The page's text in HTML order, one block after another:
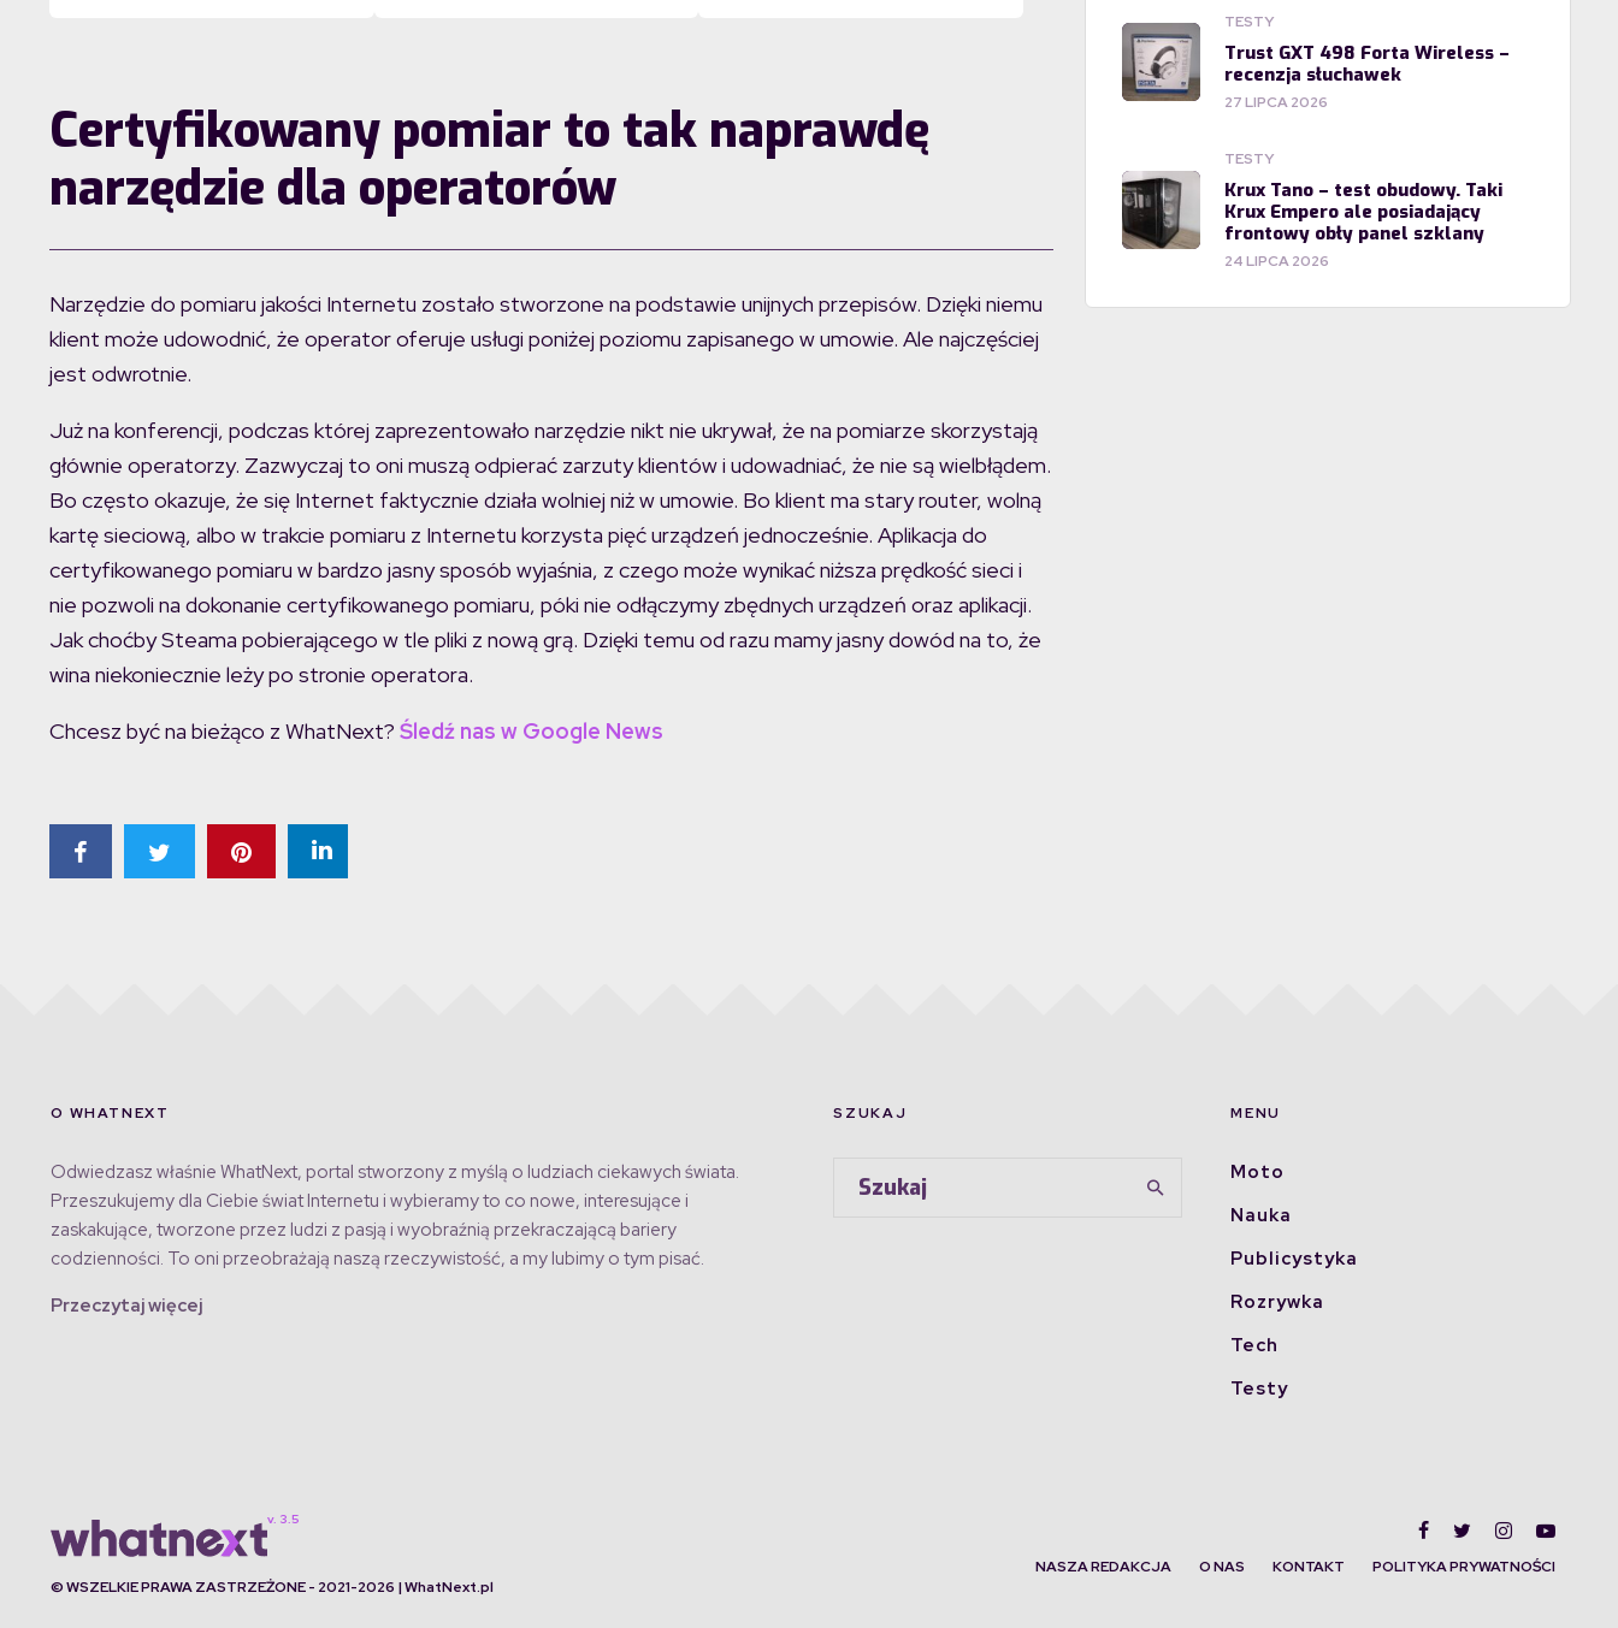
Certyfikowany pomiar to tak naprawdę
narzędzie dla operatorów
Narzędzie do pomiaru jakości Internetu zostało stworzone na podstawie unijnych przepisów. Dzięki niemu
klient może udowodnić, że operator oferuje usługi poniżej poziomu zapisanego w umowie. Ale najczęściej
jest odwrotnie.
Już na konferencji, podczas której zaprezentowało narzędzie nikt nie ukrywał, że na pomiarze skorzystają
głównie operatorzy. Zazwyczaj to oni muszą odpierać zarzuty klientów i udowadniać, że nie są wielbłądem.
Bo często okazuje, że się Internet faktycznie działa wolniej niż w umowie. Bo klient ma stary router, wolną
kartę sieciową, albo w trakcie pomiaru z Internetu korzysta pięć urządzeń jednocześnie. Aplikacja do
certyfikowanego pomiaru w bardzo jasny sposób wyjaśnia, z czego może wynikać niższa prędkość sieci i
nie pozwoli na dokonanie certyfikowanego pomiaru, póki nie odłączymy zbędnych urządzeń oraz aplikacji.
Jak choćby Steama pobierającego w tle pliki z nową grą. Dzięki temu od razu mamy jasny dowód na to, że
wina niekoniecznie leży po stronie operatora.
Chcesz być na bieżąco z WhatNext? Śledź nas w Google News
TESTY
Trust GXT 498 Forta Wireless –
recenzja słuchawek
27 LIPCA 2026
TESTY
Krux Tano – test obudowy. Taki
Krux Empero ale posiadający
frontowy obły panel szklany
24 LIPCA 2026
O WHATNEXT
Odwiedzasz właśnie WhatNext, portal stworzony z myślą o ludziach ciekawych świata.
Przeszukujemy dla Ciebie świat Internetu i wybieramy to co nowe, interesujące i
zaskakujące, tworzone przez ludzi z pasją i wyobraźnią przekraczającą bariery
codzienności. To oni przeobrażają naszą rzeczywistość, a my lubimy o tym pisać.
Przeczytaj więcej
SZUKAJ MENU
Moto
Nauka
Publicystyka
Rozrywka
Tech
Testy
© WSZELKIE PRAWA ZASTRZEŻONE - 2021-2026 | WhatNext.pl
NASZA REDAKCJA O NAS KONTAKT POLITYKA PRYWATNOŚCI